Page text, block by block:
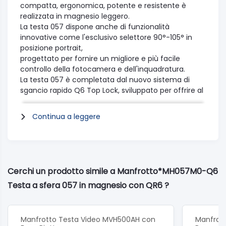
compatta, ergonomica, potente e resistente è
realizzata in magnesio leggero.
La testa 057 dispone anche di funzionalità
innovative come l'esclusivo selettore 90°-105° in
posizione portrait,
progettato per fornire un migliore e più facile
controllo della fotocamera e dell'inquadratura.
La testa 057 è completata dal nuovo sistema di
sgancio rapido Q6 Top Lock, sviluppato per offrire al
fotografo un meccanismo veloce di sgancio della
fotocamera,
facile da usare e molto sicuro. La piastra della
accidentali.
Anche prima che il morsetto sia bloccato, la
Il morsetto ha 3 bolle (una per ogni asse di
rotazione) per facilitare l'inquadratura precisa e
Continua a leggere
Cerchi un prodotto simile a Manfrotto*MH057M0-Q6
Testa a sfera 057 in magnesio con QR6 ?
Manfrotto Testa Video MVH500AH con